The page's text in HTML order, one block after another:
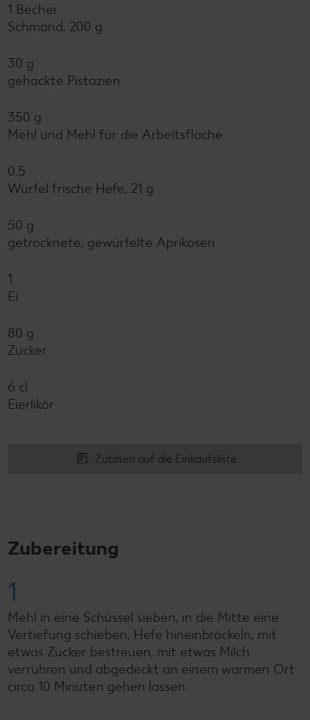
1 Becher
Schmand, 200 g
30 g
gehackte Pistazien
350 g
Mehl und Mehl für die Arbeitsfläche
0.5
Würfel frische Hefe, 21 g
50 g
getrocknete, gewürfelte Aprikosen
1
Ei
80 g
Zucker
6 cl
Eierlikör
Zutaten auf die Einkaufsliste
Zubereitung
1
Mehl in eine Schüssel sieben, in die Mitte eine
Vertiefung schieben, Hefe hineinbröckeln, mit
etwas Zucker bestreuen, mit etwas Milch
verrühren und abgedeckt an einem warmen Ort
circa 10 Minuten gehen lassen.